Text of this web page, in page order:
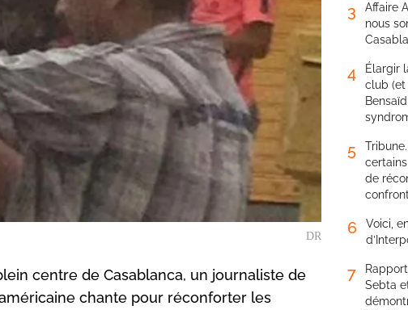
DR
centre de Casablanca, un journaliste de
chante pour réconforter les
3
Affaire
nous
4
Élargir
club (et
5
de
6
Voici,
7
Sebta